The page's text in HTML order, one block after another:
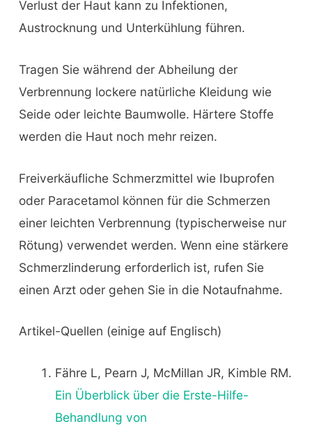
Verlust der Haut kann zu Infektionen,
Austrocknung und Unterkühlung führen.
Tragen Sie während der Abheilung der
Verbrennung lockere natürliche Kleidung wie
Seide oder leichte Baumwolle. Härtere Stoffe
werden die Haut noch mehr reizen.
Freiverkäufliche Schmerzmittel wie Ibuprofen
oder Paracetamol können für die Schmerzen
einer leichten Verbrennung (typischerweise nur
Rötung) verwendet werden. Wenn eine stärkere
Schmerzlinderung erforderlich ist, rufen Sie
einen Arzt oder gehen Sie in die Notaufnahme.
Artikel-Quellen (einige auf Englisch)
Fähre L, Pearn J, McMillan JR, Kimble RM.
Ein Überblick über die Erste-Hilfe-
Behandlung von